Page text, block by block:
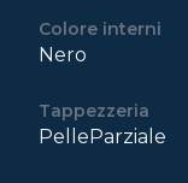
Colore interni
Nero
Tappezzeria
PelleParziale